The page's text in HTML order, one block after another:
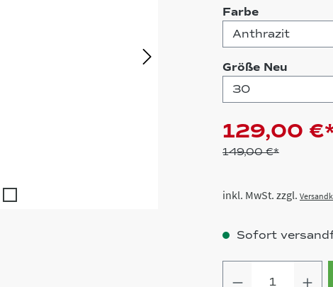
Farbeauswählen
Größe Neu
129,00
149,00 €*
inkl. MwSt. zzgl.
Sofort
Produkt